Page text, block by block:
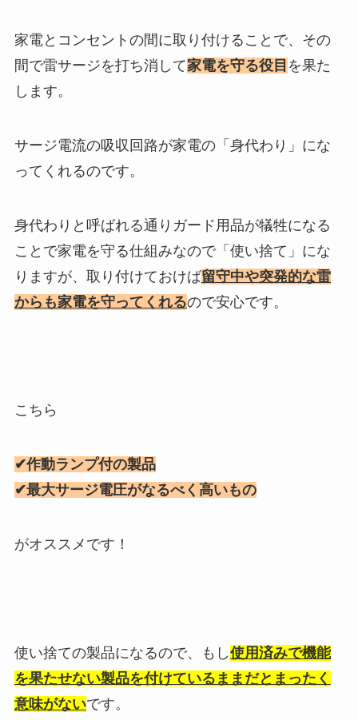
家電とコンセントの間に取り付けることで、その
間で雷サージを打ち消して家電を守る役目 を果た
します。
サージ電流の吸収回路が家電の「身代わり」にな
ってくれるのです。
身代わりと呼ばれる通りガード用品が犠牲になる
ことで家電を守る仕組みなので「使い捨て」にな
りますが、取り付けておけば留守中や突発的な雷
からも家電を守ってくれるので安心です。
こちら
✔作動ランプ付の製品
✔最大サージ電圧がなるべく高いもの
がオススメです！
使い捨ての製品になるので、もし使用済みで機能
を果たせない製品を付けているままだとまったく
意味がないです。